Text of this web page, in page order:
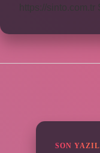
https://sinto.com.tr
SON